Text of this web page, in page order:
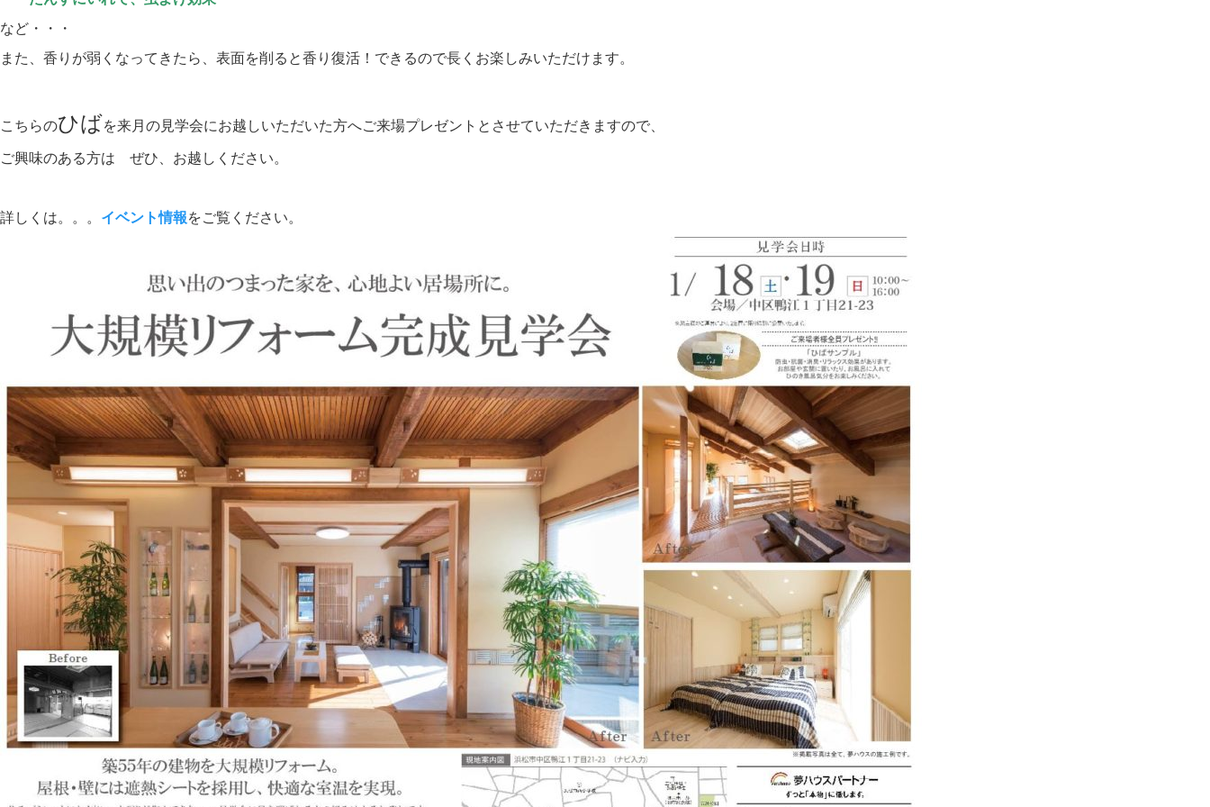
など・・・
また、香りが弱くなってきたら、表面を削ると香り復活！できるので長くお楽しみいただけます。
こちらのひばを来月の見学会にお越しいただいた方へご来場プレゼントとさせていただきますので、
ご興味のある方は ぜひ、お越しください。
詳しくは。。。 イベント情報をご覧ください。